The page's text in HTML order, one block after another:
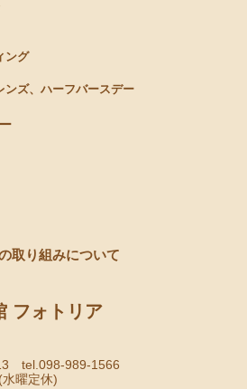
ング
ンズ、ハーフバースデー
取り組みについて
フォトリア
tel.098-989-1566
曜定休)